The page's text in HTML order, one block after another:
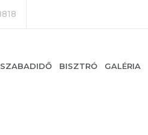
SZABADIDŐ BISZTRÓ GALÉRIA